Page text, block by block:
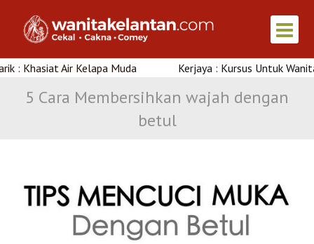
Air Kelapa Muda Kerjaya : Kursus Untuk Wanita Di
5 Cara Membersihkan wajah dengan
betul